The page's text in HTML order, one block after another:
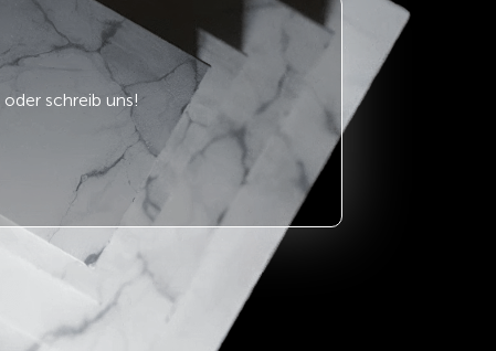
oder schreib uns!